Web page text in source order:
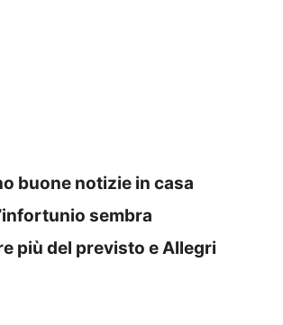
buone notizie in casa
sembra
più del previsto e Allegri